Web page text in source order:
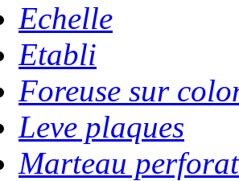
Echelle
Etabli
Foreuse sur
Leve plaques
Marteau